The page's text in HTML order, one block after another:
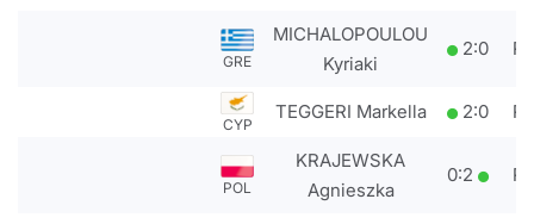
GRE
MICHALOPOULOU
Kyriaki
2:0
CYP
TEGGERI Markella 2:0
POL
KRAJEWSKA
Agnieszka
0:2